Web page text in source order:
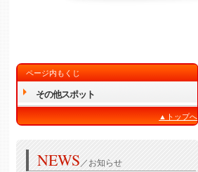
ページ内もくじ
その他スポット
▲トップへ
NEWS ／お知らせ